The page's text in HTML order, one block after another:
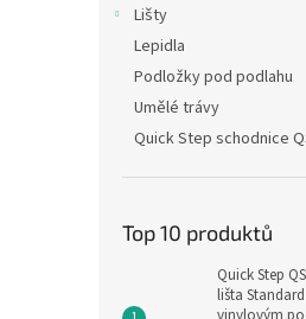
Lišty
Lepidla
Podložky pod podlahu
Umělé trávy
Quick Step schodnice
Top 10 produktů
Quick Step
lišta